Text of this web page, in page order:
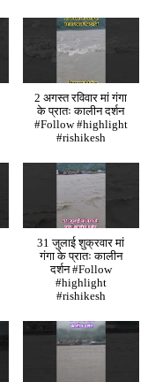
2 अगस्त रविवार मां गंगा
के प्रातः कालीन दर्शन
#Follow #highlight
#rishikesh
31 जुलाई शुक्रवार मां
गंगा के प्रातः कालीन
दर्शन #Follow
#highlight
#rishikesh